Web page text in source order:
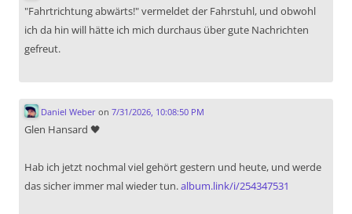
"Fahrtrichtung abwärts!" vermeldet der Fahrstuhl, und obwohl
ich da hin will hätte ich mich durchaus über gute Nachrichten
gefreut.
Daniel Weberon 7/31/2026, 10:08:50 PM
Glen Hansard 🖤
Hab ich jetzt nochmal viel gehört gestern und heute, und werde
das sicher immer mal wieder tun.album.link/i/254347531